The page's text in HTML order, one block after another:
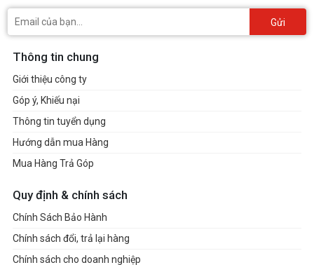
Gửi
Thông tin chung
Giới thiệu công ty
Góp ý, Khiếu nại
Thông tin tuyển dụng
Hướng dẫn mua Hàng
Mua Hàng Trả Góp
Quy định & chính sách
Chính Sách Bảo Hành
Chính sách đổi, trả lại hàng
Chính sách cho doanh nghiệp